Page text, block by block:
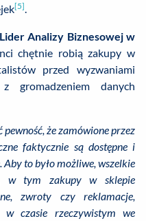
[5].
Analizy Biznesowej w
chętnie robią zakupy w
przed wyzwaniami
gromadzeniem danych
że zamówione przez
faktycznie są dostępne i
to było możliwe, wszelkie
w tym zakupy w sklepie
zwroty czy reklamacje,
w czasie rzeczywistym we